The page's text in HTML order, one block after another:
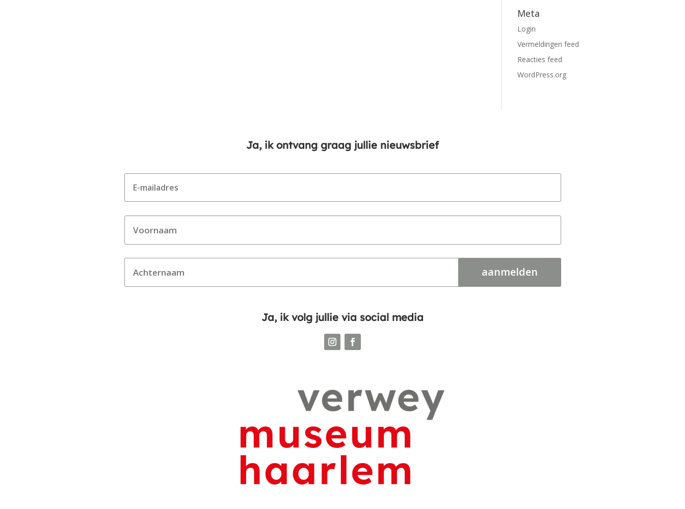
Meta
Login
Vermeldingen feed
Reacties feed
WordPress.org
Ja, ik ontvang graag jullie nieuwsbrief
aanmelden
Ja, ik volg jullie via social media